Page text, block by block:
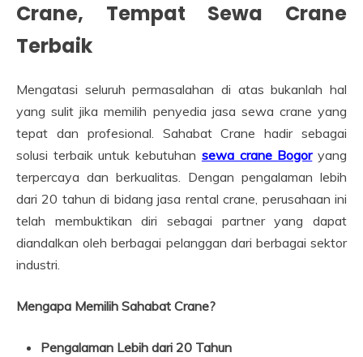
Crane, Tempat Sewa Crane
Terbaik
Mengatasi seluruh permasalahan di atas bukanlah hal
yang sulit jika memilih penyedia jasa sewa crane yang
tepat dan profesional. Sahabat Crane hadir sebagai
solusi terbaik untuk kebutuhan sewa crane Bogoryang
terpercaya dan berkualitas. Dengan pengalaman lebih
dari 20 tahun di bidang jasa rental crane, perusahaan ini
telah membuktikan diri sebagai partner yang dapat
diandalkan oleh berbagai pelanggan dari berbagai sektor
industri.
Mengapa Memilih Sahabat Crane?
Pengalaman Lebih dari 20 Tahun